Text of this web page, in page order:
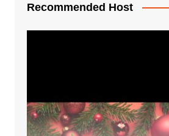
Recommended Host